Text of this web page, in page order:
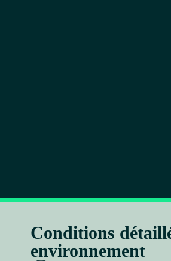
Conditions
environnement